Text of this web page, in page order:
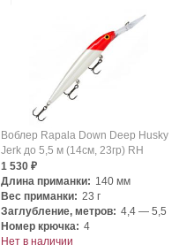
Воблер Rapala Down Deep Husky
Jerk до 5,5 м (14см, 23гр) RH
1 530 ₽
Длина приманки: 140 мм
Вес приманки: 23 г
Заглубление, метров: 4,4 — 5,5
Номер крючка: 4
Нет в наличии